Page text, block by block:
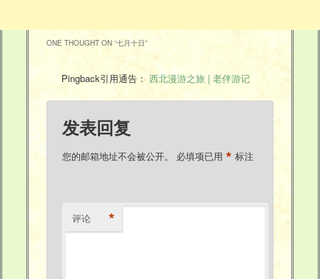
ONE THOUGHT ON “七月十日”
Pingback引用通告： 西北漫游之旅 | 老伴游记
发表回复
您的邮箱地址不会被公开。 必填项已用 * 标注
评论 *